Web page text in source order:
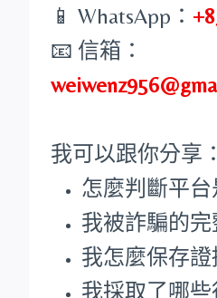
📱 WhatsApp：
📧 信箱：
我可以跟你分享：
怎麼判斷平
我被詐騙的完
我怎麼保存證
我採取了哪